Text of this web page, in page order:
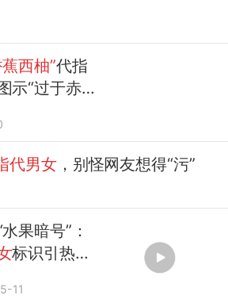
西柚”代指
示“过于赤
，图已撤下
代男女，别怪网友想得“污”
果暗号”：
标识引热
11